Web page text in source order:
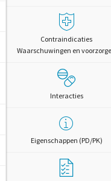
Contraindicaties
Waarschuwingen en
Interacties
Eigenschappen (PD/PK)